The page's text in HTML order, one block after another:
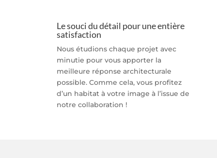
Le souci du détail pour une entière
satisfaction
Nous étudions chaque projet avec
minutie pour vous apporter la
meilleure réponse architecturale
possible. Comme cela, vous profitez
d’un habitat à votre image à l’issue de
notre collaboration !